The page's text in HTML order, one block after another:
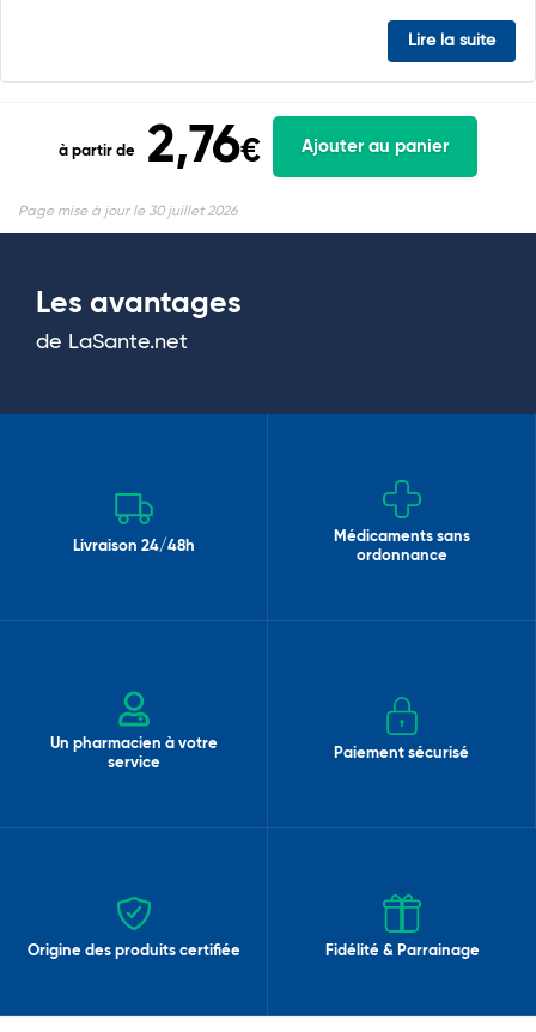
Lire la suite
à partir de 2,76€ Ajouter au panier
Page mise à jour le 30 juillet 2026
Les avantages
de LaSante.net
Livraison 24/48h
Médicaments sans
ordonnance
Un pharmacien à votre
service
Paiement sécurisé
Origine des produits certifiée Fidélité & Parrainage